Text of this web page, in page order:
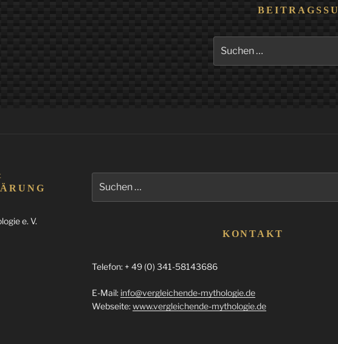
nach:
e. V.
nach:
KONTAKT
Telefon: + 49 (0) 341-58143686
E-Mail: info@vergleichende-mythologie.de
Webseite:www.vergleichende-mythologie.de